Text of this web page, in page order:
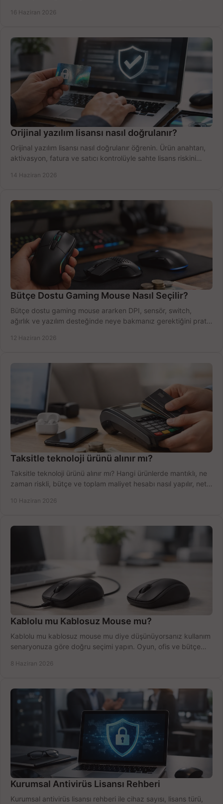
16 Haziran 2026
Orijinal yazılım lisansı nasıl doğrulanır?
Orijinal yazılım lisansı nasıl doğrulanır öğrenin. Ürün anahtarı,
aktivasyon, fatura ve satıcı kontrolüyle sahte lisans riskini
14 Haziran 2026
Bütçe Dostu Gaming Mouse Nasıl Seçilir?
Bütçe dostu gaming mouse ararken DPI, sensör, switch,
ağırlık ve yazılım desteğinde neye bakmanız gerektiğini pratik
12 Haziran 2026
Taksitle teknoloji ürünü alınır mı?
Taksitle teknoloji ürünü alınır mı? Hangi ürünlerde mantıklı, ne
zaman riskli, bütçe ve toplam maliyet hesabı nasıl yapılır, net
10 Haziran 2026
Kablolu mu Kablosuz Mouse mu?
Kablolu mu kablosuz mouse mu diye düşünüyorsanız kullanım
senaryonuza göre doğru seçimi yapın. Oyun, ofis ve bütçe
8 Haziran 2026
Kurumsal Antivirüs Lisansı Rehberi
Kurumsal antivirüs lisansı rehberi ile cihaz sayısı, lisans türü,